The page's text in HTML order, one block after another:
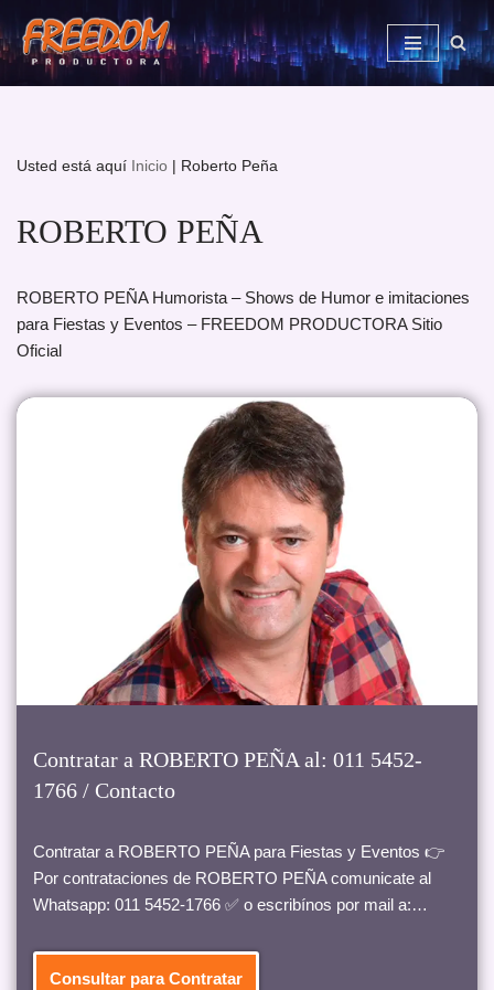
Saltar
al
Usted está aquí Inicio | Roberto Peña
ROBERTO PEÑA
ROBERTO PEÑA Humorista – Shows de Humor e imitaciones
para Fiestas y Eventos – FREEDOM PRODUCTORA Sitio
Oficial
Contratar a ROBERTO PEÑA al: 011 5452-
1766 / Contacto
Contratar a ROBERTO PEÑA para Fiestas y Eventos 👉
Por contrataciones de ROBERTO PEÑA comunicate al
Whatsapp: 011 5452-1766 ✅ o escribínos por mail a:…
Consultar para Contratar